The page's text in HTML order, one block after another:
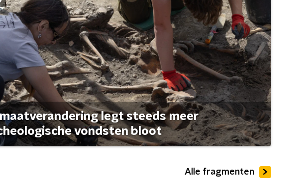
legt steeds meer
vondsten bloot
Alle fragmenten